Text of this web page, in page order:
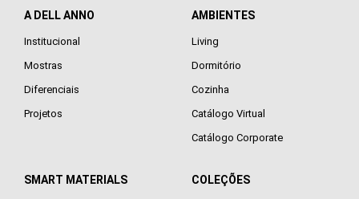
A DELL ANNO
Institucional
Mostras
Diferenciais
Projetos
AMBIENTES
Living
Dormitório
Cozinha
Catálogo Virtual
Catálogo Corporate
SMART MATERIALS COLEÇÕES